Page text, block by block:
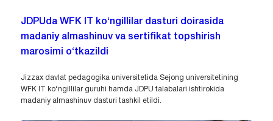
JDPUda WFK IT ko‘ngillilar dasturi doirasida
madaniy almashinuv va sertifikat topshirish
marosimi o‘tkazildi
Jizzax davlat pedagogika universitetida Sejong universitetining
WFK IT ko‘ngillilar guruhi hamda JDPU talabalari ishtirokida
madaniy almashinuv dasturi tashkil etildi.